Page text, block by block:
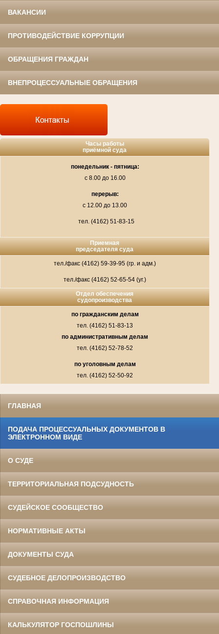
ВАКАНСИИ
ПРОТИВОДЕЙСТВИЕ КОРРУПЦИИ
ОБРАЩЕНИЯ ГРАЖДАН
ВНЕПРОЦЕССУАЛЬНЫЕ ОБРАЩЕНИЯ
Часы работы
приёмной суда
понедельник - пятница:
с 8.00 до 16.00
перерыв:
с 12.00 до 13.00
тел. (4162) 51-83-15
Приемная
председателя суда
тел./факс (4162) 59-39-95 (гр. и адм.)
тел./факс (4162) 52-65-54 (уг.)
Отдел обеспечения
судопроизводства
по гражданским делам
тел. (4162) 51-83-13
по административным делам
тел. (4162) 52-78-52
по уголовным делам
тел. (4162) 52-50-92
ГЛАВНАЯ
ПОДАЧА ПРОЦЕССУАЛЬНЫХ ДОКУМЕНТОВ В
ЭЛЕКТРОННОМ ВИДЕ
О СУДЕ
ТЕРРИТОРИАЛЬНАЯ ПОДСУДНОСТЬ
СУДЕЙСКОЕ СООБЩЕСТВО
НОРМАТИВНЫЕ АКТЫ
ДОКУМЕНТЫ СУДА
СУДЕБНОЕ ДЕЛОПРОИЗВОДСТВО
СПРАВОЧНАЯ ИНФОРМАЦИЯ
КАЛЬКУЛЯТОР ГОСПОШЛИНЫ